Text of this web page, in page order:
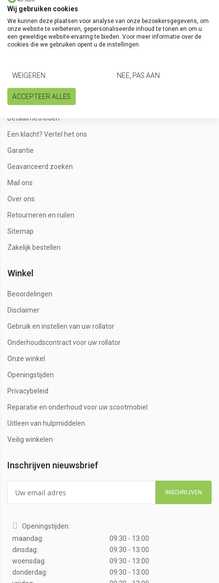
Volg onze kanalen
Betaalmethoden
Een klacht? Vertel het ons
Garantie
Geavanceerd zoeken
Mail ons
Over ons
Retourneren en ruilen
Sitemap
Zakelijk bestellen
Winkel
Beoordelingen
Disclaimer
Gebruik en instellen van uw rollator
Onderhoudscontract voor uw rollator
Onze winkel
Openingstijden
Privacybeleid
Reparatie en onderhoud voor uw scootmobiel
Uitleen van hulpmiddelen
Veilig winkelen
Inschrijven nieuwsbrief
INSCHRIJVEN
Openingstijden:
maandag:
09:30 - 13:00
dinsdag:
09:30 - 13:00
woensdag:
09:30 - 13:00
donderdag:
09:30 - 13:00
Wij gebruiken cookies
We kunnen deze plaatsen voor analyse van onze bezoekersgegevens, om
onze website te verbeteren, gepersonaliseerde inhoud te tonen en om u
een geweldige website-ervaring te bieden. Voor meer informatie over de
cookies die we gebruiken opent u de instellingen.
WEIGEREN NEE, PAS AAN
ACCEPTEER ALLES